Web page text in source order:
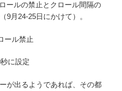
ールの禁止とクロール間隔の
9月24-25日にかけて）。
ール禁止
に設定
が出るようであれば、その都